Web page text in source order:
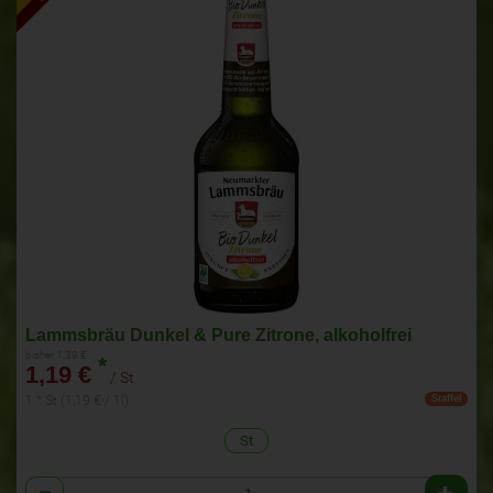
Lammsbräu Dunkel & Pure Zitrone, alkoholfrei
1,19 € * / St
Staffel
St
Anzahl